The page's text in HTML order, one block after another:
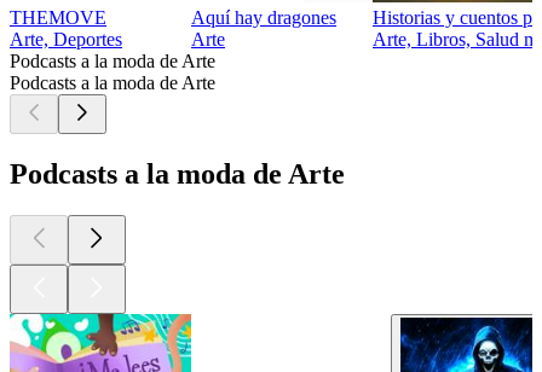
THEMOVE
Arte, Deportes
Aquí hay dragones
Arte
Historias y cuentos
Arte, Libros, Salud
Podcasts a la moda de Arte
Podcasts a la moda de Arte
Podcasts a la moda de Arte